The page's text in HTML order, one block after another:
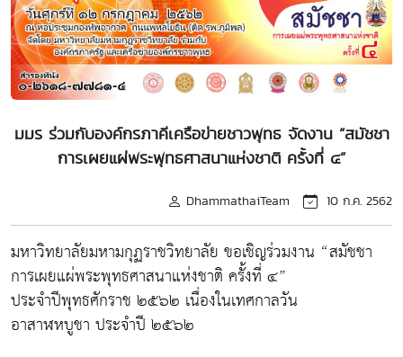
มมร ร่วมกับองค์กรภาคีเครือข่ายชาวพุทธ จัดงาน “สมัชชา
การเผยแผ่พระพุทธศาสนาแห่งชาติ ครั้งที่ ๔”
DhammathaiTeam 10 ก.ค. 2562
มหาวิทยาลัยมหามกุฏราชวิทยาลัย ขอเชิญร่วมงาน “สมัชชา
การเผยแผ่พระพุทธศาสนาแห่งชาติ ครั้งที่ ๔”
ประจำปีพุทธศักราช ๒๕๖๒ เนื่องในเทศกาลวัน
อาสาฬหบูชา ประจำปี ๒๕๖๒